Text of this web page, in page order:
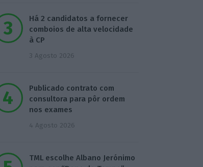
Há 2 candidatos a fornecer
comboios de alta velocidade
à CP
3 Agosto 2026
Publicado contrato com
consultora para pôr ordem
nos exames
4 Agosto 2026
TML escolhe Albano Jerónimo